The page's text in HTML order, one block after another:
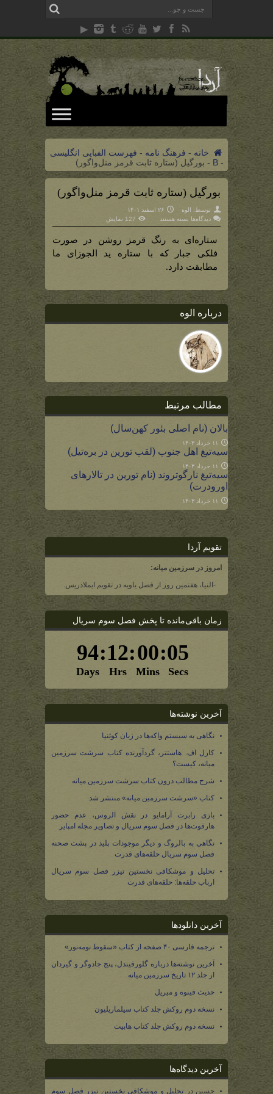
خانه - فرهنگ نامه - فهرست الفبایی انگلیسی
-
B
- بورگیل (ستاره ثابت قرمز منل‌واگور)
بورگیل (ستاره ثابت قرمز منل‌واگور)
توسط: الوه
۲۶ اسفند ۱۴۰۱
دیدگاه‌ها برای
ثابت
قرمز
منل‌واگور)
بسته هستند 127 نمایش
ستاره‌ای به رنگ قرمز روشن در صورت
فلکی جبار که با ستاره ید الجوزای ما
مطابقت دارد.
درباره الوه
مطالب مرتبط
بالان (نام اصلی بئور کهن‌سال)
۱۱ خرداد ۱۴۰۳
سیه‌تیغ اهل جنوب (لقب تورین در بره‌تیل)
۱۱ خرداد ۱۴۰۳
سیه‌تیغ نارگوتروند (نام تورین در تالارهای
اورودرت)
۱۱ خرداد ۱۴۰۳
تقویم آردا
امروز در سرزمین میانه:
-النیا، هفتمین روز از فصل یاویه در تقویم ایملادریس.
زمان باقی‌مانده تا پخش فصل سوم سریال
آخرین نوشته‌ها
نگاهی به سیستم واکه‌ها در زبان کوئنیا
کارل اف. هاستتر، گردآورنده کتاب سرشت سرزمین
میانه، کیست؟
شرح مطالب درون کتاب سرشت سرزمین میانه
کتاب «سرشت سرزمین میانه» منتشر شد
بازی رابرت آرامایو در نقش الروس، عدم حضور
هارفوت‌ها در فصل سوم سریال و تصاویر مجله امپایر
نگاهی به بالروگ و دیگر موجودات پلید در پشت صحنه
فصل سوم سریال حلقه‌های قدرت
تحلیل و موشکافی نخستین تیزر فصل سوم سریال
ارباب حلقه‌ها: حلقه‌های قدرت
آخرین دانلودها
ترجمه فارسی ۴۰ صفحه از کتاب «سقوط نومه‌نور»
آخرین نوشته‌ها درباره گلورفیندل، پنج جادوگر و گیردان
از جلد ۱۲ تاریخ سرزمین میانه
حدیث فینوه و میریل
نسخه دوم روکش جلد کتاب سیلماریلیون
نسخه دوم روکش جلد کتاب هابیت
آخرین دیدگاه‌ها
حسین در تحلیل و موشکافی نخستین تیزر فصل سوم